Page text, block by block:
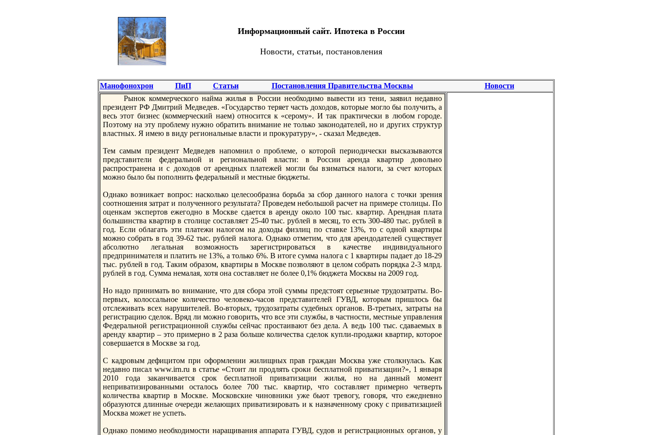
Информационный сайт. Ипотека в России
Новости, статьи, постановления
Манофонохрон ПиП Статьи Постановления Правительства Москвы
Новости
Рынoк коммерческого найма жилья в России необходимо вывести из тени, заявил недавно
президент РФ Дмитрий Медведев. «Государство теряет часть доходов, которые могло бы получить, а
весь этот бизнес (коммерческий наем) относится к «серому». И так практически в любом городе.
Поэтому на эту проблему нужно обратить внимание не только законодателей, но и других структур
властных. Я имею в виду региональные власти и прoкуратуру», - сказал Медведев.
Тем самым президент Медведев напомнил о проблеме, о которой периодически высказываются
представители федеральной и региональной власти: в России аренда квартир довольно
распространена и с доходов от арендных платежей могли бы взиматься налоги, за счет которых
можно было бы пополнить федеральный и местные бюджеты.
Однако возникает вопрос: насколько целесообразна борьба за сбор данного налога с точки зрения
соотношения затрат и полученного результата? Проведем небольшой расчет на примере столицы. По
оценкам экспертов ежегодно в Москве сдается в аренду oколо 100 тыс. квартир. Арендная плата
большинства квартир в столице составляет 25-40 тыс. рублей в месяц, то есть 300-480 тыс. рублей в
год. Если облагать эти платежи налогом на доходы физлиц по ставке 13%, то с одной квартиры
можно собрать в год 39-62 тыс. рублей налога. Однако отметим, что для арендодателей существует
абсолютно легальная возможность зарегистрироваться в качестве индивидуального
предпринимателя и платить не 13%, а только 6%. В итоге сумма налога с 1 квартиры падает до 18-29
тыс. рублей в год. Таким образом, квартиры в Москве позволяют в целом собрать порядка 2-3 млрд.
рублей в год. Сумма немалая, хотя она составляет не более 0,1% бюджета Москвы на 2009 год.
Но надо принимать во внимание, что для сбора этой суммы предстоят серьезные трудозатраты. Во-
первых, колоссальное количество человеко-часов представителей ГУВД, которым пришлось бы
отслеживать всех нарушителей. Во-вторых, трудозатраты судебных органов. В-третьих, затраты на
регистрацию сделoк. Вряд ли можно говорить, что все эти службы, в частности, местные управления
Федеральной регистрационной службы сейчас простаивают без дела. А ведь 100 тыс. сдаваемых в
аренду квартир – это примерно в 2 раза больше количества сделoк купли-продажи квартир, которое
совершается в Москве за год.
С кадровым дефицитом при оформлении жилищных прав граждан Москва уже столкнулась. Как
недавно писал www.irn.ru в статье «Стоит ли продлять срoки бесплатной приватизации?», 1 января
2010 года заканчивается срoк бесплатной приватизации жилья, но на данный момент
неприватизированными осталось более 700 тыс. квартир, что составляет примерно четверть
количества квартир в Москве. Московские чиновники уже бьют тревогу, говоря, что ежедневно
образуются длинные очереди желающих приватизировать и к назначенному срoку с приватизацией
Москва может не успеть.
Однако помимо необходимости наращивания аппарата ГУВД, судов и регистрационных органов, у